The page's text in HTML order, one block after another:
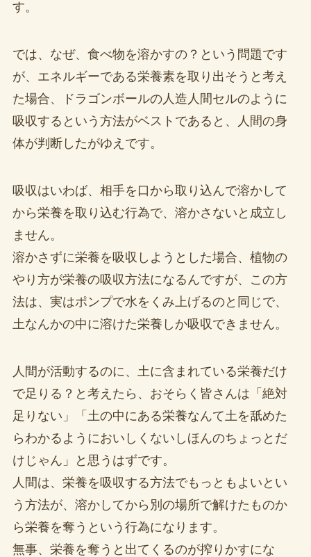
す。
では、なぜ、食べ物を溶かすの？という問題です
が、エネルギーである栄養素を取り出そうと考え
た場合、ドラゴンボールの人造人間セルのように
吸収するという方法がベストであると、人間の身
体が判断したがゆえです。
吸収はいわば、相手を口から取り込んで溶かして
から栄養を取り込む行為で、溶かさないと成立し
ません。
溶かさずに栄養を吸収しようとした場合、植物の
やり方が栄養の吸収方法になるんですが、この方
法は、実はポンプで水をくみ上げるのと同じで、
土なんかの中に溶けた栄養しか吸収できません。
人間が活動するのに、土に含まれている栄養だけ
で足りる？と考えたら、おそらく皆さんは「絶対
足りない」「土の中にある栄養なんて土を舐めた
らわかるようにおいしくないしほんのちょっとだ
けじゃん」と思うはずです。
人間は、栄養を吸収する方法でもっともよいとい
う方法が、溶かしてから別の場所で解けたものか
ら栄養を奪うという行為になります。
無事、栄養を奪うと出てくるのが搾りかすにな